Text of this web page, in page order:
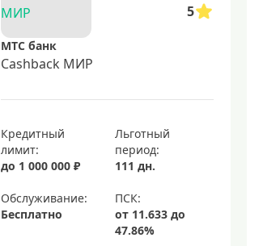
5
МТС банк
Cashback МИР
Кредитный
лимит:
до 1 000 000 ₽
Льготный
период:
111 дн.
Обслуживание:
Бесплатно